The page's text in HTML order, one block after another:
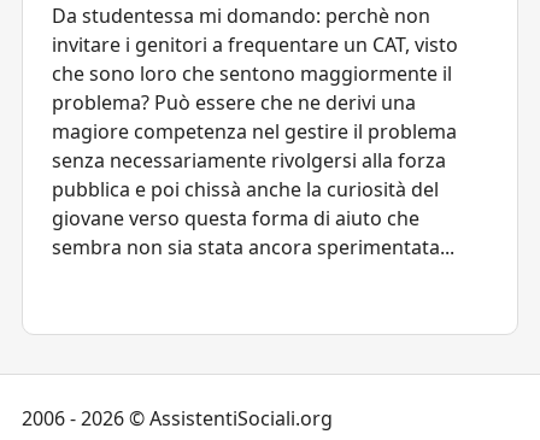
Da studentessa mi domando: perchè non
invitare i genitori a frequentare un CAT, visto
che sono loro che sentono maggiormente il
problema? Può essere che ne derivi una
magiore competenza nel gestire il problema
senza necessariamente rivolgersi alla forza
pubblica e poi chissà anche la curiosità del
giovane verso questa forma di aiuto che
sembra non sia stata ancora sperimentata...
2006 - 2026 © AssistentiSociali.org